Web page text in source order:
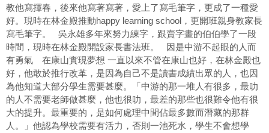
教他寫揮春，後來他寫著寫著，愛上了寫毛筆字，更成了一種愛
好。現時在林金殿推動happy learning school，更開班親身教家長
寫毛筆字。 吳永雄多年來努力練字，跟賣字畫的伯伯學了一段
時間，現時在林金殿開設家長書法班。 因是中游不起眼的人而
有勇氣 在康山實現夢想 一直以來不管在康山也好，在林金殿也
好，他敢於推行改革，是因為自己不是讀書成績出眾的人，也因
為他知道大部分學生需要甚麼。「中游的那一堆人有很多，最叻
的人不需要老師做甚麼，他也很叻，最差的那些也很難令他有很
大的提升。最重要的，是如何處理中間佔最多數而潛藏的那群
人。」他認為學校需要有活力，否則一池死水，學生不會想學